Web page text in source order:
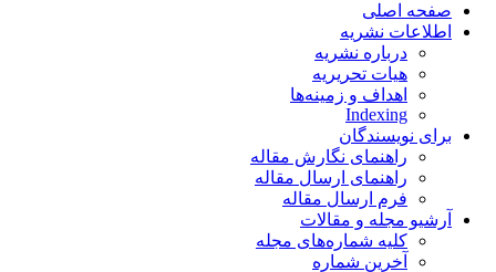
صفحه اصلی
اطلاعات نشریه
درباره نشریه
هیات تحریریه
اهداف و زمینه‌ها
Indexing
برای نویسندگان
راهنمای نگارش مقاله
راهنمای ارسال مقاله
فرم ارسال مقاله
آرشیو مجله و مقالات
کلیه شماره‌های مجله
آخرین شماره